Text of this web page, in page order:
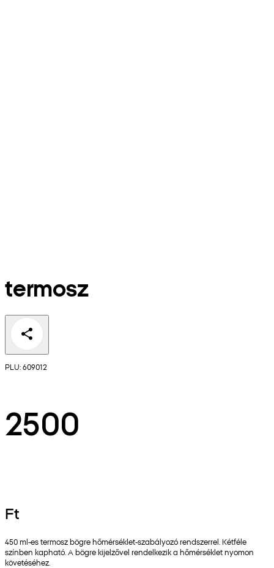
termosz
PLU: 609012
2500
Ft
450 ml-es termosz bögre hőmérséklet-szabályozó rendszerrel. Kétféle
színben kapható. A bögre kijelzővel rendelkezik a hőmérséklet nyomon
követéséhez.